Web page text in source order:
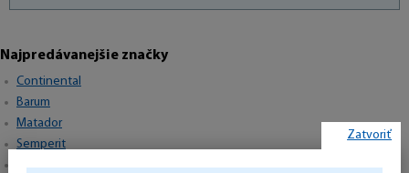
Najpredávanejšie značky
Continental
Barum
Matador
Semperit
Hankook
Zatvoriť